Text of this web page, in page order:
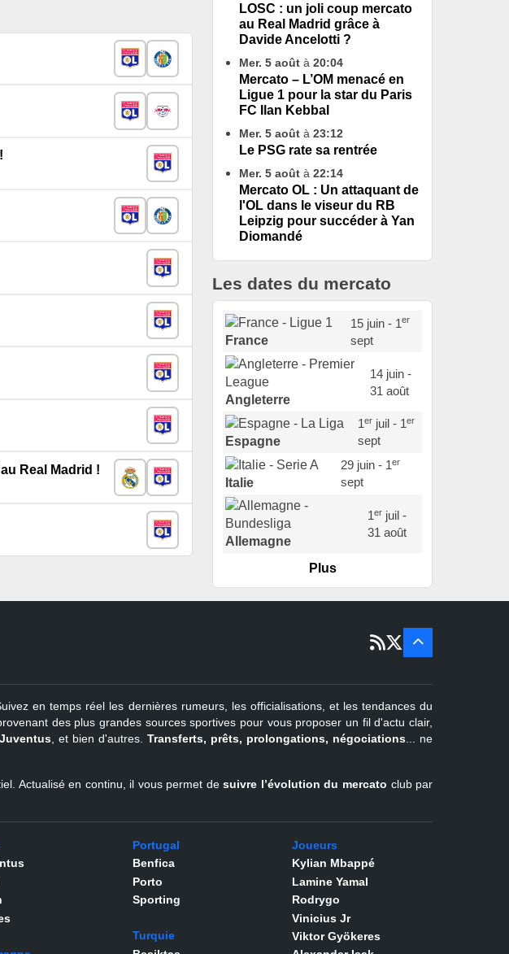
Real Madrid !
LOSC : un joli coup mercato
au Real Madrid grâce à
Davide Ancelotti ?
Mer. 5 août à 20:04
Mercato – L’OM menacé en
Ligue 1 pour la star du Paris
FC Ilan Kebbal
Mer. 5 août à 23:12
Le PSG rate sa rentrée
Mer. 5 août à 22:14
Mercato OL : Un attaquant de
l'OL dans le viseur du RB
Leipzig pour succéder à Yan
Diomandé
Les dates du mercato
France
15 juin - 1er
sept
Angleterre
14 juin -
31 août
Espagne
1erjuil - 1er
sept
Italie
29 juin - 1er
sept
Allemagne
1erjuil -
31 août
Portugal
15 sept
sept
Turquie
sept
Belgique
er
juil -
31 août
Plus
en temps réel les dernières rumeurs, les officialisations, et les tendances du
des plus grandes sources sportives pour vous proposer un fil d'actu clair,
Juventus , et bien d'autres.Transferts, prêts, prolongations, négociations ... ne
Actualisé en continu, il vous permet desuivre l’évolution du mercato club par
Portugal
Benfica
Porto
Sporting
Turquie
Joueurs
Kylian Mbappé
Lamine Yamal
Rodrygo
Vinicius Jr
Viktor Gyökeres